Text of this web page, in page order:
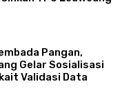
Pangan,
Gelar Sosialisasi
Validasi Data